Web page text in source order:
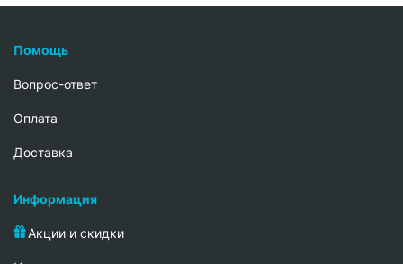
Помощь
Вопрос-ответ
Oплата
Доставка
Информация
Акции и скидки